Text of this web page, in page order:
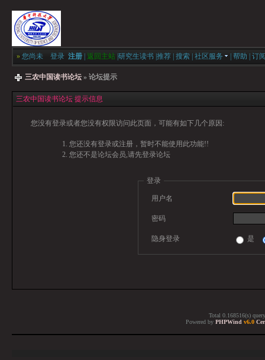
» 您尚未 登录 注册 返回主站 研究生读书 推荐 搜索 社区服务 帮助 订
三农中国读书论坛 » 论坛提示
三农中国读书论坛 提示信息
您没有登录或者您没有权限访问此页面，可能有如下几个原因:
您还没有登录或注册，暂时不能使用此功能!!
您还不是论坛会员,请先登录论坛
登录
用户名
密码
隐身登录 是
Total 0.168516(s)
Powered by PHPWind v6.0